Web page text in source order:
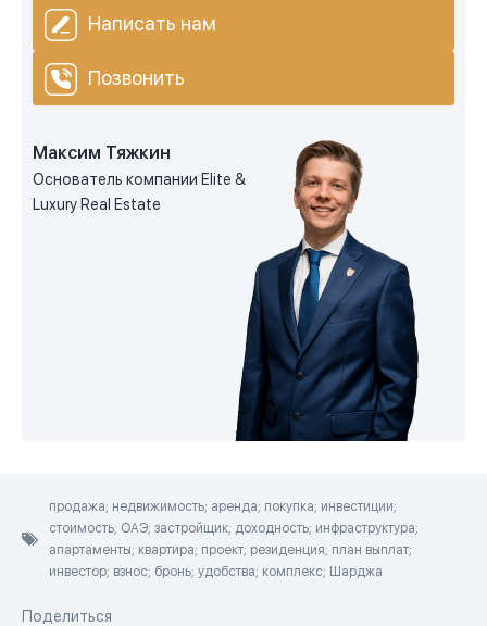
Написать нам
Позвонить
Максим Тяжкин
Основатель компании Elite &
Luxury Real Estate
продажа; недвижимость; аренда; покупка; инвестиции;
стоимость; ОАЭ; застройщик; доходность; инфраструктура;
апартаменты; квартира; проект; резиденция; план выплат;
инвестор; взнос; бронь; удобства; комплекс; Шарджа
Поделиться